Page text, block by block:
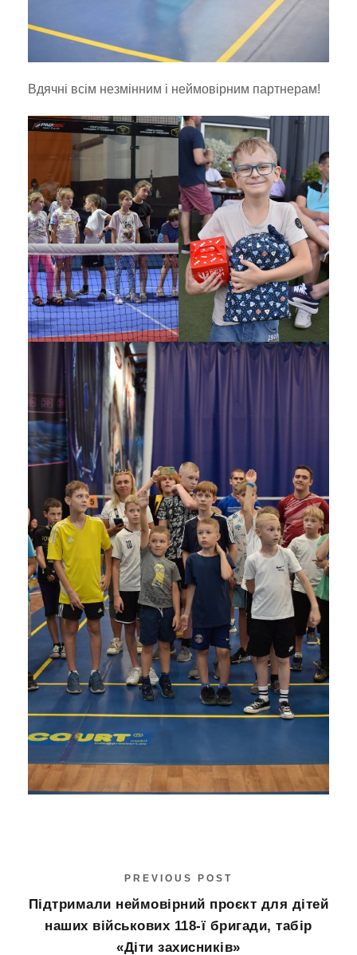
Вдячні всім незмінним і неймовірним партнерам!
PREVIOUS POST
Підтримали неймовірний проєкт для дітей
наших військових 118-ї бригади, табір
«Діти захисників»